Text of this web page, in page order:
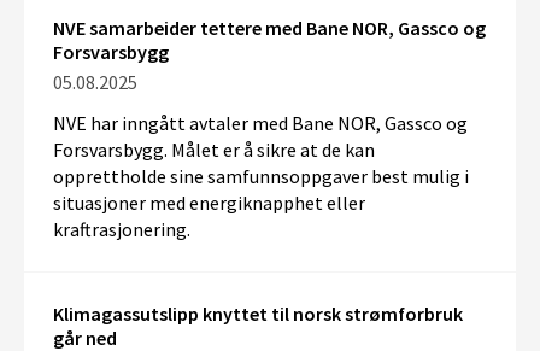
NVE samarbeider tettere med Bane NOR, Gassco og
Forsvarsbygg
05.08.2025
NVE har inngått avtaler med Bane NOR, Gassco og
Forsvarsbygg. Målet er å sikre at de kan
opprettholde sine samfunnsoppgaver best mulig i
situasjoner med energiknapphet eller
kraftrasjonering.
Klimagassutslipp knyttet til norsk strømforbruk
går ned